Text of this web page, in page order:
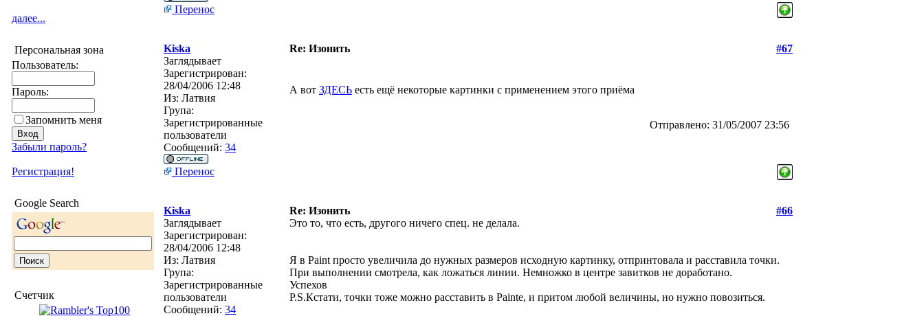
далее...
Персональная зона
Пользователь:
Пароль:
Запомнить меня
Забыли пароль?
Регистрация!
Google Search
Счетчик
Перенос
Kiska Re: Изонить
#67
Заглядывает
Зарегистрирован:
28/04/2006 12:48
Из: Латвия
Група:
Зарегистрированные
пользователи
Сообщений: 34
А вот ЗДЕСЬ есть ещё некоторые картинки с применением этого приёма
Отправлено: 31/05/2007 23:56
Перенос
Kiska Re: Изонить
#66
Заглядывает
Зарегистрирован:
28/04/2006 12:48
Из: Латвия
Група:
Зарегистрированные
пользователи
Сообщений: 34
Это то, что есть, другого ничего спец. не делала.
Я в Paint просто увеличила до нужных размеров исходную картинку, отпринтовала и расставила точки.
При выполнении смотрела, как ложаться линии. Немножко в центре завитков не доработано.
Успехов
P.S.Кстати, точки тоже можно расставить в Painte, и притом любой величины, но нужно повозиться.